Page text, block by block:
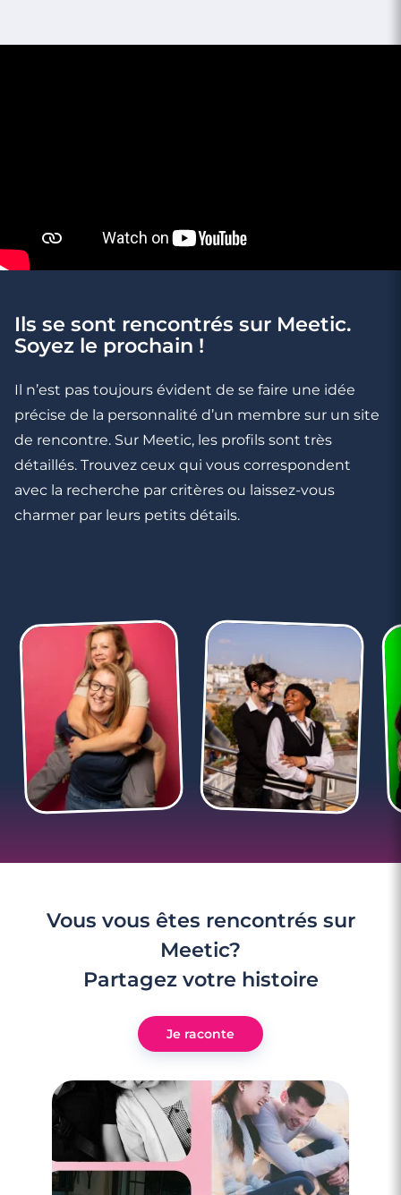
3 minutes
5 phrases qui prouvent que vous ne lui
plaisez pas
Ils se sont rencontrés sur Meetic.
Soyez le prochain !
Il n’est pas toujours évident de se faire une idée
précise de la personnalité d’un membre sur un site
de rencontre. Sur Meetic, les profils sont très
détaillés. Trouvez ceux qui vous correspondent
avec la recherche par critères ou laissez-vous
charmer par leurs petits détails.
Vous vous êtes rencontrés sur
Meetic?
Partagez votre histoire
Je raconte